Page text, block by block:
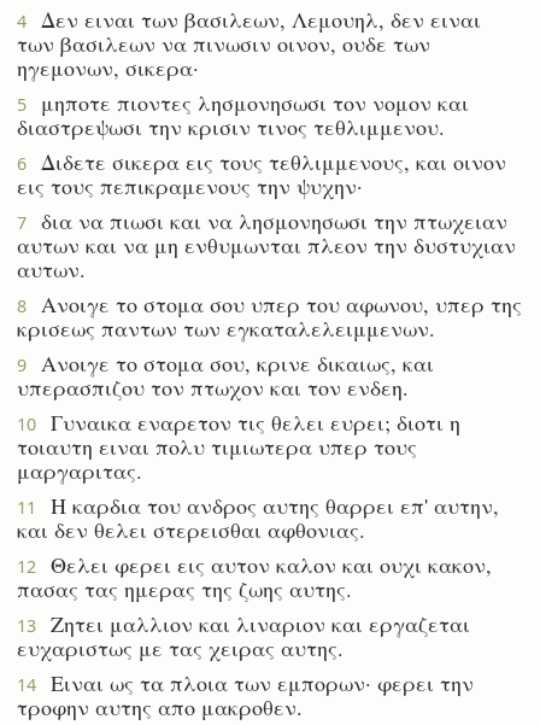
4
Δεν ειναι των βασιλεων, Λεμουηλ, δεν ειναι
των βασιλεων να πινωσιν οινον, ουδε των
ηγεμονων, σικερα·
5
μηποτε πιοντες λησμονησωσι τον νομον και
διαστρεψωσι την κρισιν τινος τεθλιμμενου.
6
Διδετε σικερα εις τους τεθλιμμενους, και οινον
εις τους πεπικραμενους την ψυχην·
7
δια να πιωσι και να λησμονησωσι την πτωχειαν
αυτων και να μη ενθυμωνται πλεον την δυστυχιαν
αυτων.
8
Ανοιγε το στομα σου υπερ του αφωνου, υπερ της
κρισεως παντων των εγκαταλελειμμενων.
9
Ανοιγε το στομα σου, κρινε δικαιως, και
υπερασπιζου τον πτωχον και τον ενδεη.
10
Γυναικα εναρετον τις θελει ευρει; διοτι η
τοιαυτη ειναι πολυ τιμιωτερα υπερ τους
μαργαριτας.
11
Η καρδια του ανδρος αυτης θαρρει επ' αυτην,
και δεν θελει στερεισθαι αφθονιας.
12
Θελει φερει εις αυτον καλον και ουχι κακον,
πασας τας ημερας της ζωης αυτης.
13
Ζητει μαλλιον και λιναριον και εργαζεται
ευχαριστως με τας χειρας αυτης.
14
Ειναι ως τα πλοια των εμπορων· φερει την
τροφην αυτης απο μακροθεν.